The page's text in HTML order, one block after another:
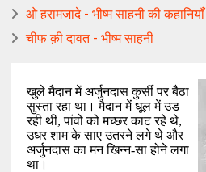
ओ हरामजादे - भीष्म साहनी की कहानियाँ
चीफ क़ी दावत - भीष्म साहनी
खुले मैदान में अर्जुनदास कुर्सी पर बैठा
सुस्ता रहा था। मैदान में धूल में उड
रही थी, पांवों को मच्छर काट रहे थे,
उधर शाम के साए उतरने लगे थे और
अर्जुनदास का मन खिन्न-सा होने लगा
था।